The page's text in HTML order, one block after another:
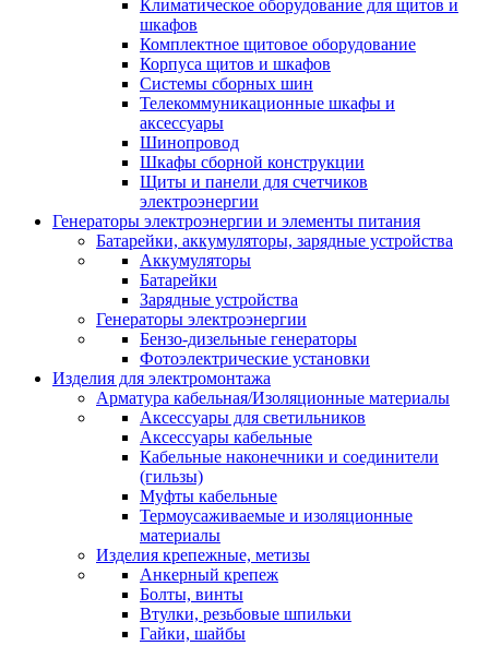
Климатическое оборудование для щитов и
шкафов
Комплектное щитовое оборудование
Корпуса щитов и шкафов
Системы сборных шин
Телекоммуникационные шкафы и
аксессуары
Шинопровод
Шкафы сборной конструкции
Щиты и панели для счетчиков
электроэнергии
Генераторы электроэнергии и элементы питания
Батарейки, аккумуляторы, зарядные устройства
Аккумуляторы
Батарейки
Зарядные устройства
Генераторы электроэнергии
Бензо-дизельные генераторы
Фотоэлектрические установки
Изделия для электромонтажа
Арматура кабельная/Изоляционные материалы
Аксессуары для светильников
Аксессуары кабельные
Кабельные наконечники и соединители
(гильзы)
Муфты кабельные
Термоусаживаемые и изоляционные
материалы
Изделия крепежные, метизы
Анкерный крепеж
Болты, винты
Втулки, резьбовые шпильки
Гайки, шайбы